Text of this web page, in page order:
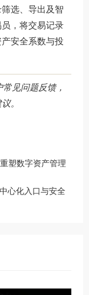
选、导出及智
，将交易记录
安全系数与投
见问题反馈，
。
塑数字资产管理
心化入口与安全